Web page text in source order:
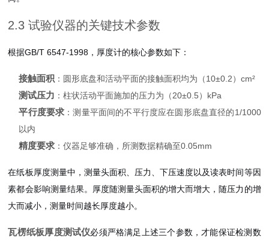
2.3 试验仪器的关键技术参数
根据GB/T 6547-1998，厚度计的核心参数如下：
接触面积 ：圆形底盘和活动平面的接触面积均为（10±0.2）cm²
测试压力 ：柱状活动平面施加的压力为（20±0.5）kPa
平行度要求 ：测量平面间的不平行度应在圆形底盘直径的1/1000
以内
精度要求 ：仪器足够准确，所测数据精确至0.05mm
在纸板厚度测量中，测量头面积、压力、下压速度以及读表时间等因
素都会影响测量结果。厚度随测量头面积的增大而增大，随压力的增
大而减小，测量时间越长厚度越小。
瓦楞纸板厚度测试仪必须严格满足上述三个参数，才能保证检测数